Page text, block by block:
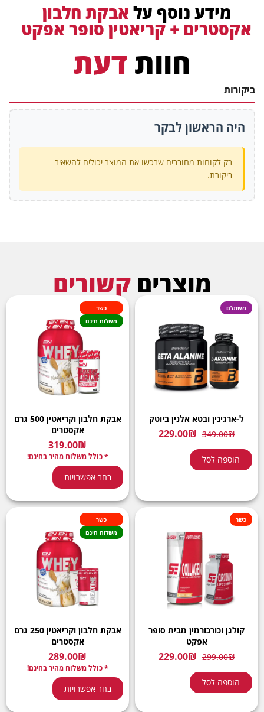
מידע נוסף על אבקת חלבון
אקסטרים + קריאטין סופר אפקט
חוות דעת
ביקורות
היה הראשון לבקר
רק לקוחות מחוברים שרכשו את המוצר יכולים להשאיר
ביקורת.
מוצרים קשורים
משתלם
ל-ארגינין ובטא אלנין ביוטק
349.00₪
229.00₪
הוספה לסל
כשר
משלוח חינם
אבקת חלבון וקריאטין 500 גרם
אקסטרים
319.00₪
* כולל משלוח מהיר בחינם!
בחר אפשרויות
כשר
קולגן וכורכורמין מבית סופר
אפקט
299.00₪
229.00₪
הוספה לסל
כשר
משלוח חינם
אבקת חלבון וקריאטין 250 גרם
אקסטרים
289.00₪
* כולל משלוח מהיר בחינם!
בחר אפשרויות